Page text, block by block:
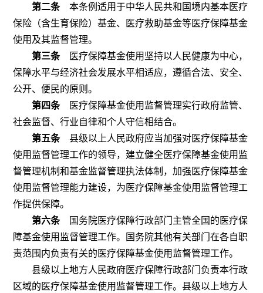
第二条本条例适用于中华人民共和国境内基本医疗
保险（含生育保险）基金、医疗救助基金等医疗保障基金
使用及其监督管理。
第三条医疗保障基金使用坚持以人民健康为中心，
保障水平与经济社会发展水平相适应，遵循合法、安全、
公开、便民的原则。
第四条医疗保障基金使用监督管理实行政府监管、
社会监督、行业自律和个人守信相结合。
第五条县级以上人民政府应当加强对医疗保障基金
使用监督管理工作的领导，建立健全医疗保障基金使用监
督管理机制和基金监督管理执法体制，加强医疗保障基金
使用监督管理能力建设，为医疗保障基金使用监督管理工
作提供保障。
第六条国务院医疗保障行政部门主管全国的医疗保
障基金使用监督管理工作。国务院其他有关部门在各自职
责范围内负责有关的医疗保障基金使用监督管理工作。
县级以上地方人民政府医疗保障行政部门负责本行政
区域的医疗保障基金使用监督管理工作。县级以上地方人